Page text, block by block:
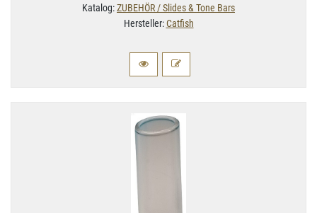
Katalog:ZUBEHÖR / Slides & Tone Bars
Hersteller:Catfish